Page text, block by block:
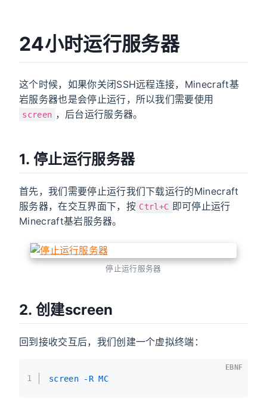
24小时运行服务器
这个时候，如果你关闭SSH远程连接，Minecraft基
岩服务器也是会停止运行，所以我们需要使用
screen ，后台运行服务器。
1. 停止运行服务器
首先，我们需要停止运行我们下载运行的Minecraft
服务器，在交互界面下，按 Ctrl+C 即可停止运行
Minecraft基岩服务器。
停止运行服务器
2. 创建screen
回到接收交互后，我们创建一个虚拟终端：
1 screen -R MC
EBNF